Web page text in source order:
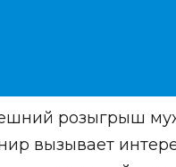
розыгрыш
вызывает